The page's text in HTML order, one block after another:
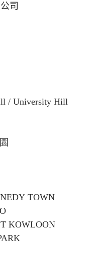
司
/ University Hill
TOWN
KOWLOON